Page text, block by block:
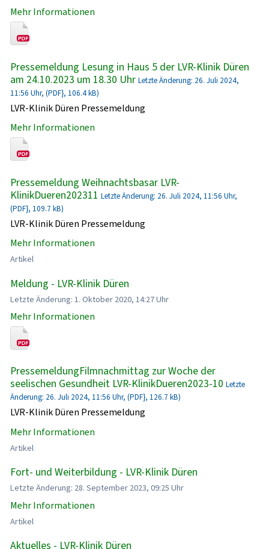
Mehr Informationen
Pressemeldung Lesung in Haus 5 der LVR-Klinik Düren
am 24.10.2023 um 18.30 Uhr Letzte Änderung: 26. Juli 2024,
11:56 Uhr, (PDF}, 106.4 kB)
LVR-Klinik Düren Pressemeldung
Mehr Informationen
Pressemeldung Weihnachtsbasar LVR-
KlinikDueren202311 Letzte Änderung: 26. Juli 2024, 11:56 Uhr,
(PDF}, 109.7 kB)
LVR-Klinik Düren Pressemeldung
Mehr Informationen
Artikel
Meldung - LVR-Klinik Düren
Letzte Änderung: 1. Oktober 2020, 14:27 Uhr
Mehr Informationen
PressemeldungFilmnachmittag zur Woche der
seelischen Gesundheit LVR-KlinikDueren2023-10 Letzte
Änderung: 26. Juli 2024, 11:56 Uhr, (PDF}, 126.7 kB)
LVR-Klinik Düren Pressemeldung
Mehr Informationen
Artikel
Fort- und Weiterbildung - LVR-Klinik Düren
Letzte Änderung: 28. September 2023, 09:25 Uhr
Mehr Informationen
Artikel
Aktuelles - LVR-Klinik Düren